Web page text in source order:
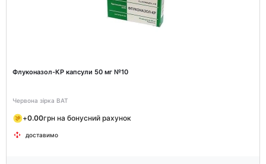
Флуконазол-КР капсули 50 мг №10
Червона зірка ВАТ
+0.00грн на бонусний рахунок
доставимо